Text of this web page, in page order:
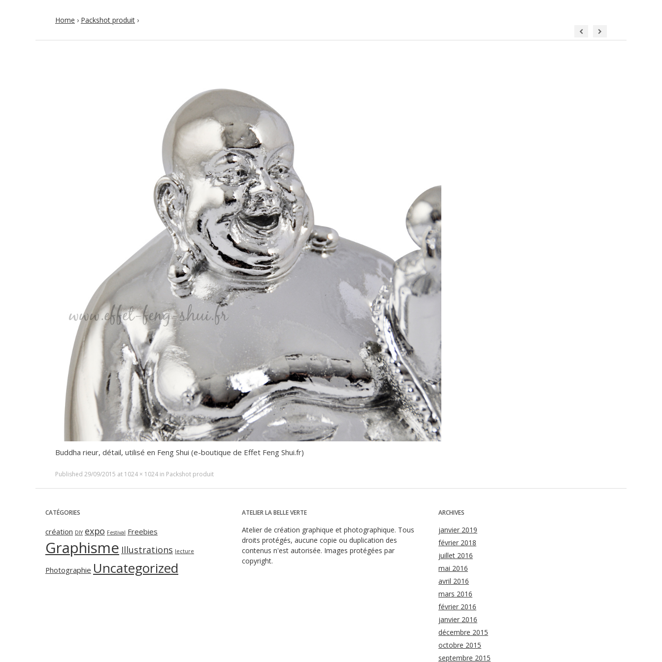
Home › Packshot produit ›
Buddha rieur, détail, utilisé en Feng Shui (e-boutique de Effet Feng Shui.fr)
Published 29/09/2015 at 1024 × 1024 in Packshot produit
CATÉGORIES
création DIY expo Festival Freebies
Graphisme Illustrations lecture
Photographie Uncategorized
ATELIER LA BELLE VERTE
Atelier de création graphique et photographique. Tous
droits protégés, aucune copie ou duplication des
contenus n'est autorisée. Images protégées par
copyright.
ARCHIVES
janvier 2019
février 2018
juillet 2016
mai 2016
avril 2016
mars 2016
février 2016
janvier 2016
décembre 2015
octobre 2015
septembre 2015